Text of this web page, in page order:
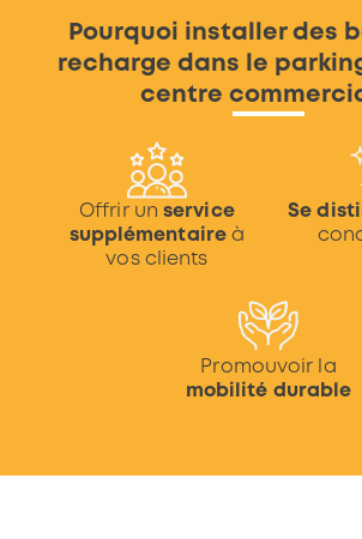
Pourquoi installer des
recharge dans le
centre
Offrir unservice
supplémentaireà
vos clients
Se
Promouvoir la
mobilité durable